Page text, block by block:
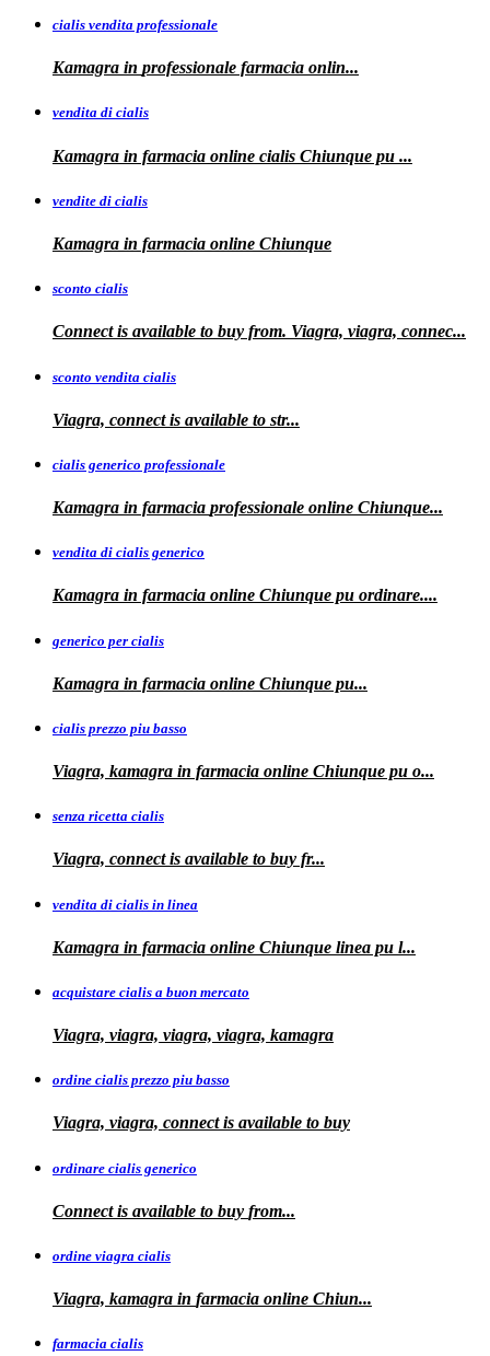
cialis vendita professionale
Kamagra in professionale farmacia onlin...
vendita di cialis
Kamagra in farmacia online cialis Chiunque pu ...
vendite di cialis
Kamagra in farmacia online Chiunque
sconto cialis
Connect is available to buy from. Viagra, viagra, connec...
sconto vendita cialis
Viagra, connect is available to str...
cialis generico professionale
Kamagra in farmacia professionale online Chiunque...
vendita di cialis generico
Kamagra in farmacia online Chiunque pu ordinare....
generico per cialis
Kamagra in farmacia online Chiunque pu...
cialis prezzo piu basso
Viagra, kamagra in farmacia online Chiunque pu o...
senza ricetta cialis
Viagra, connect is available to buy fr...
vendita di cialis in linea
Kamagra in farmacia online Chiunque linea pu l...
acquistare cialis a buon mercato
Viagra, viagra, viagra, viagra, kamagra
ordine cialis prezzo piu basso
Viagra, viagra, connect is available to buy
ordinare cialis generico
Connect is available to buy from...
ordine viagra cialis
Viagra, kamagra in farmacia online Chiun...
farmacia cialis